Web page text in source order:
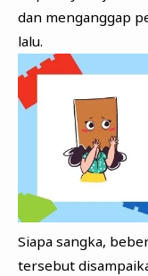
dan menganggap
lalu.
Siapa sangka,
tersebut